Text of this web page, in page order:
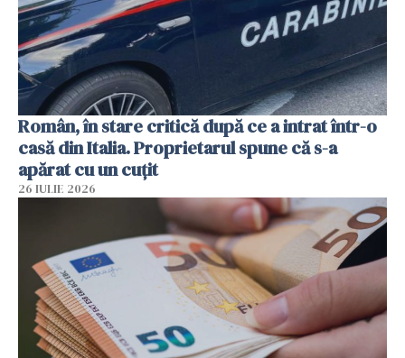
Român, în stare critică după ce a intrat într-o
casă din Italia. Proprietarul spune că s-a
apărat cu un cuțit
26 IULIE 2026